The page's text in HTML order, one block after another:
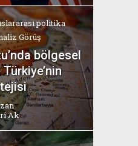
politika
Görüş
bölgesel
Ak